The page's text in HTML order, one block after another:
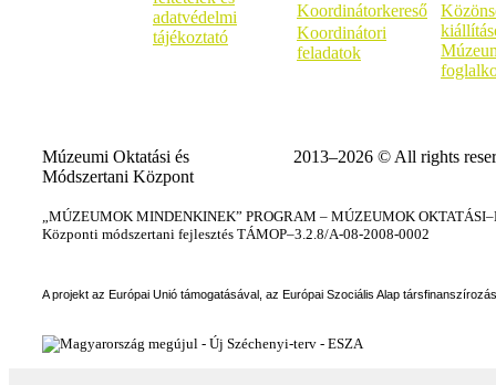
adatvédelmi
tájékoztató
Koordinátorkereső
Koordinátori
feladatok
Múzeumi Oktatási és
Módszertani Központ
2013–2026 © All rights
„MÚZEUMOK MINDENKINEK” PROGRAM – MÚZEUMOK
Központi módszertani fejlesztés TÁMOP–3.2.8/A-08-2008-0002
A projekt az Európai Unió támogatásával, az Európai Szociális Alap